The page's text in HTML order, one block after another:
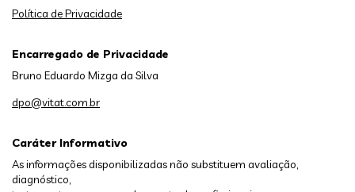
Caráter Informativo
As informações disponibilizadas não substituem avaliação,
diagnóstico,
Política de Privacidade
Encarregado de Privacidade
Bruno Eduardo Mizga da Silva
dpo@vitat.com.br